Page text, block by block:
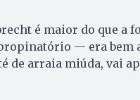
é maior do que a
— era bem
de arraia miúda, vai